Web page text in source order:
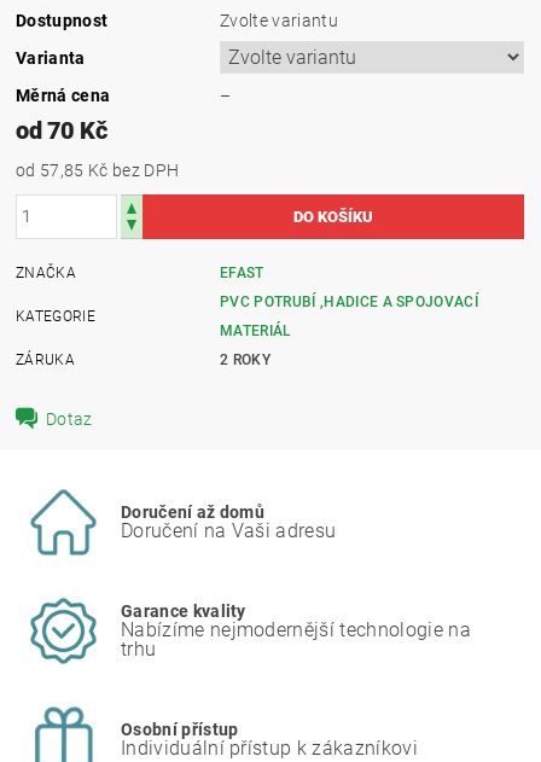
Dostupnost
Zvolte variantu
Varianta
Měrná cena
–
od 70 Kč
od 57,85 Kč bez DPH
ZNAČKA EFAST
KATEGORIE
PVC POTRUBÍ ,HADICE A SPOJOVACÍ
MATERIÁL
ZÁRUKA
2 ROKY
Dotaz
Doručení až domů
Doručení na Vaši adresu
Garance kvality
Nabízíme nejmodernější technologie na
trhu
Osobní přístup
Individuální přístup k zákazníkovi